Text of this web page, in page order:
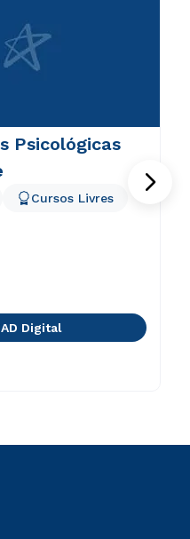
Psicológicas
Cursos Livres
Digital